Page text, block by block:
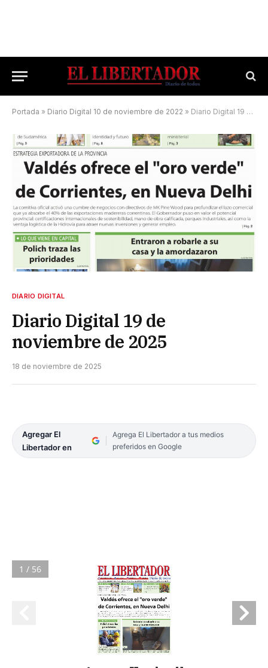
Portada » Diario Digital 10 de noviembre de 2022 » Diario Digital 19 de noviembre de 2025
DIARIO DIGITAL
Diario Digital 19 de
noviembre de 2025
18 de noviembre de 2025
Agregar El
Libertador en
Agrega El Libertador a tus medios
preferidos en Google
1 / 56